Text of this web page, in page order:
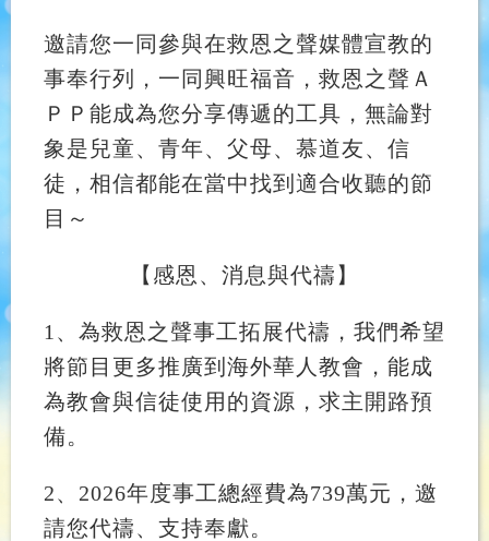
邀請您一同參與在救恩之聲媒體宣教的
事奉行列，一同興旺福音，救恩之聲Ａ
ＰＰ能成為您分享傳遞的工具，無論對
象是兒童、青年、父母、慕道友、信
徒，相信都能在當中找到適合收聽的節
目～
【 感恩、消息與代禱 】
1 、為救恩之聲事工拓展代禱，我們希望
將節目更多推廣到海外華人教會，能成
為教會與信徒使用的資源，求主開路預
備。
2、2026年度事工總經費為739萬元，邀
請您代禱、支持奉獻。